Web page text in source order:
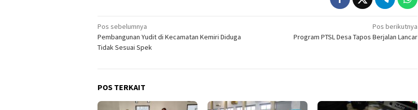
Navigasi
pos
Pos sebelumnya
Pembangunan Yudit di Kecamatan Kemiri Diduga
Tidak Sesuai Spek
Pos berikutnya
Program PTSL Desa Tapos Berjalan Lancar
POS TERKAIT